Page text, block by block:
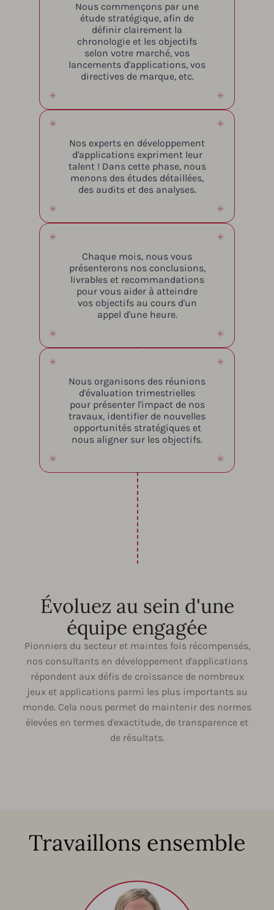
Nous commençons par une
étude stratégique, afin de
définir clairement la
chronologie et les objectifs
selon votre marché, vos
lancements d'applications, vos
directives de marque, etc.
Nos experts en développement
d'applications expriment leur
talent ! Dans cette phase, nous
menons des études détaillées,
des audits et des analyses.
Chaque mois, nous vous
présenterons nos conclusions,
livrables et recommandations
pour vous aider à atteindre
vos objectifs au cours d'un
appel d'une heure.
Nous organisons des réunions
d'évaluation trimestrielles
pour présenter l'impact de nos
travaux, identifier de nouvelles
opportunités stratégiques et
nous aligner sur les objectifs.
Évoluez au sein d'une
équipe engagée
Pionniers du secteur et maintes fois récompensés,
nos consultants en développement d'applications
répondent aux défis de croissance de nombreux
jeux et applications parmi les plus importants au
monde. Cela nous permet de maintenir des normes
élevées en termes d'exactitude, de transparence et
de résultats.
Travaillons ensemble